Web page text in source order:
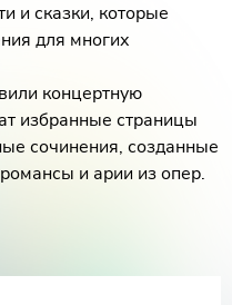
и сказки, которые
для многих
концертную
избранные страницы
сочинения, созданные
и арии из опер.